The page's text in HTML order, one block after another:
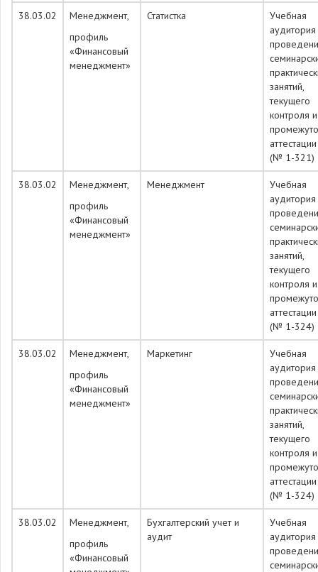
38.03.02
Менеджмент,
профиль
«Финансовый
менеджмент»
Статистка
Учебная
занятий,
текущего
контроля и
аттестации
(№ 1-321)
38.03.02
Менеджмент,
профиль
«Финансовый
менеджмент»
Менеджмент
Учебная
занятий,
текущего
контроля и
аттестации
(№ 1-324)
38.03.02
Менеджмент,
профиль
«Финансовый
менеджмент»
Маркетинг
Учебная
занятий,
текущего
контроля и
аттестации
(№ 1-324)
38.03.02
Менеджмент,
профиль
«Финансовый
Бухгалтерский учет и
аудит
Учебная